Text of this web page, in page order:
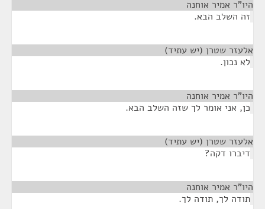
היו"ר אמיר אוחנה
זה השלב הבא.
אלעזר שטרן (יש עתיד)
לא נכון.
היו"ר אמיר אוחנה
כן, אני אומר לך שזה השלב הבא.
אלעזר שטרן (יש עתיד)
דיברו דקה?
היו"ר אמיר אוחנה
תודה לך, תודה לך.